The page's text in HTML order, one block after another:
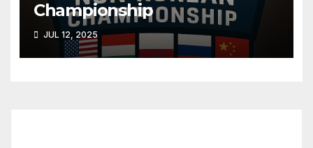
Championship
JUL 12, 2025